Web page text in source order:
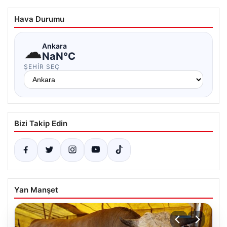
Hava Durumu
☁Ankara
NaN°C
ŞEHIR SEÇ
Bizi Takip Edin
Yan Manşet